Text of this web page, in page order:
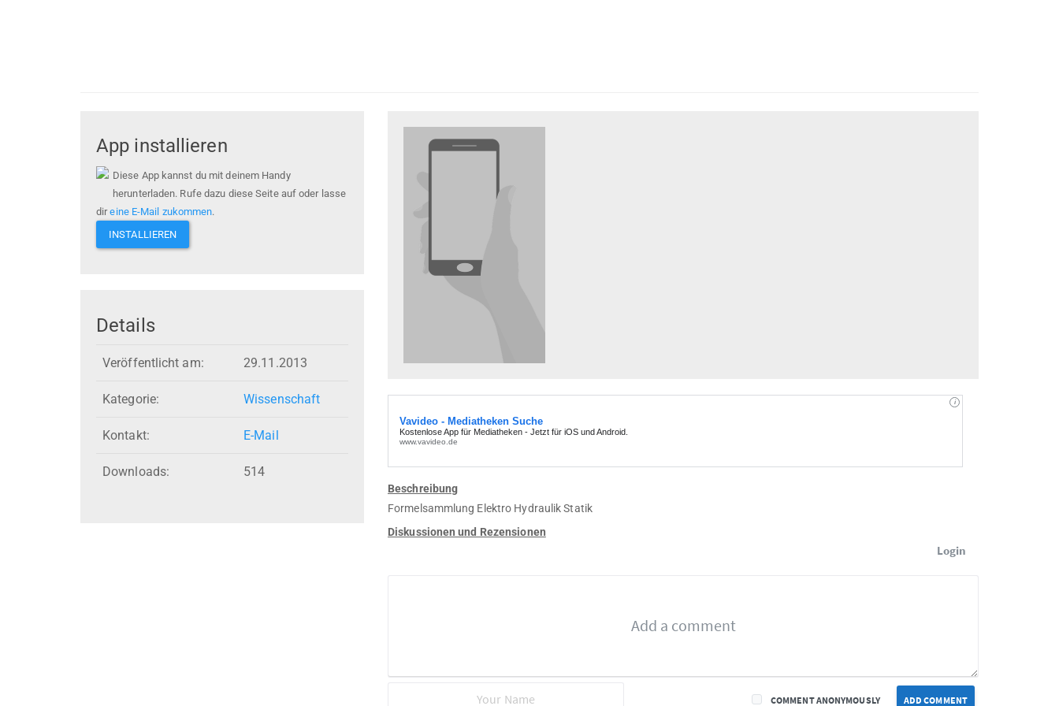
App installieren
Diese App kannst du mit deinem Handy
herunterladen. Rufe dazu diese Seite auf oder lasse
direine E-Mail zukommen.
INSTALLIEREN
Details
Veröffentlicht am: 29.11.2013
Kategorie: Wissenschaft
Kontakt: E-Mail
Downloads: 514
Beschreibung
Formelsammlung Elektro Hydraulik Statik
Diskussionen und Rezensionen
Login
ADD COMMENT
COMMENT ANONYMOUSLY